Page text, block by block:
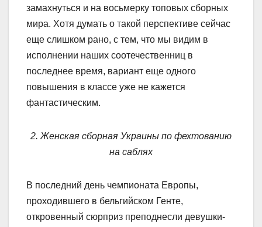
замахнуться и на восьмерку топовых сборных
мира. Хотя думать о такой перспективе сейчас
еще слишком рано, с тем, что мы видим в
исполнении наших соотечественниц в
последнее время, вариант еще одного
повышения в классе уже не кажется
фантастическим.
2. Женская сборная Украины по фехтованию
на саблях
В последний день чемпионата Европы,
проходившего в бельгийском Генте,
откровенный сюрприз преподнесли девушки-